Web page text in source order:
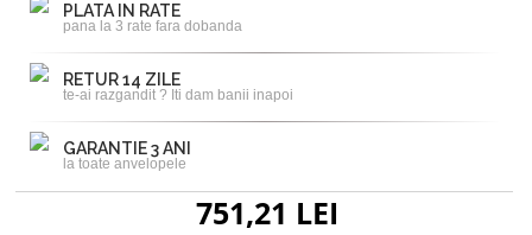
PLATA IN RATE
pana la 3 rate fara dobanda
RETUR 14 ZILE
te-ai razgandit ? Iti dam banii inapoi
GARANTIE 3 ANI
la toate anvelopele
751,21 LEI